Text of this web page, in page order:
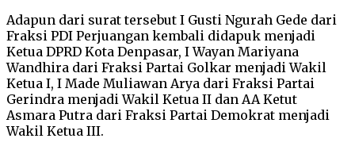
Adapun dari surat tersebut I Gusti Ngurah Gede dari
Fraksi PDI Perjuangan kembali didapuk menjadi
Ketua DPRD Kota Denpasar, I Wayan Mariyana
Wandhira dari Fraksi Partai Golkar menjadi Wakil
Ketua I, I Made Muliawan Arya dari Fraksi Partai
Gerindra menjadi Wakil Ketua II dan AA Ketut
Asmara Putra dari Fraksi Partai Demokrat menjadi
Wakil Ketua III.